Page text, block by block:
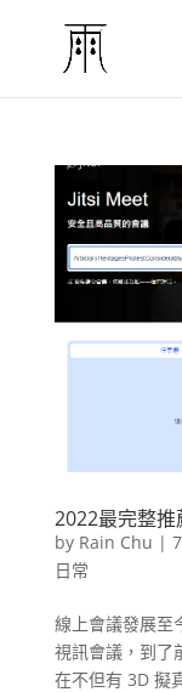
2022最完整
by Rain Chu |
日常
線上會議發展至
視訊會議，到了
在不但有 3D 擬